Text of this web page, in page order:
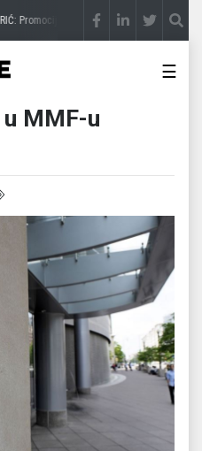
Promocija potencijal pretvara u destinaciju
☰
MMF-u